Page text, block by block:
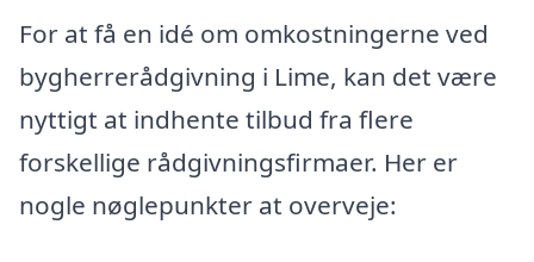
For at få en idé om omkostningerne ved
bygherrerådgivning i Lime, kan det være
nyttigt at indhente tilbud fra flere
forskellige rådgivningsfirmaer. Her er
nogle nøglepunkter at overveje: